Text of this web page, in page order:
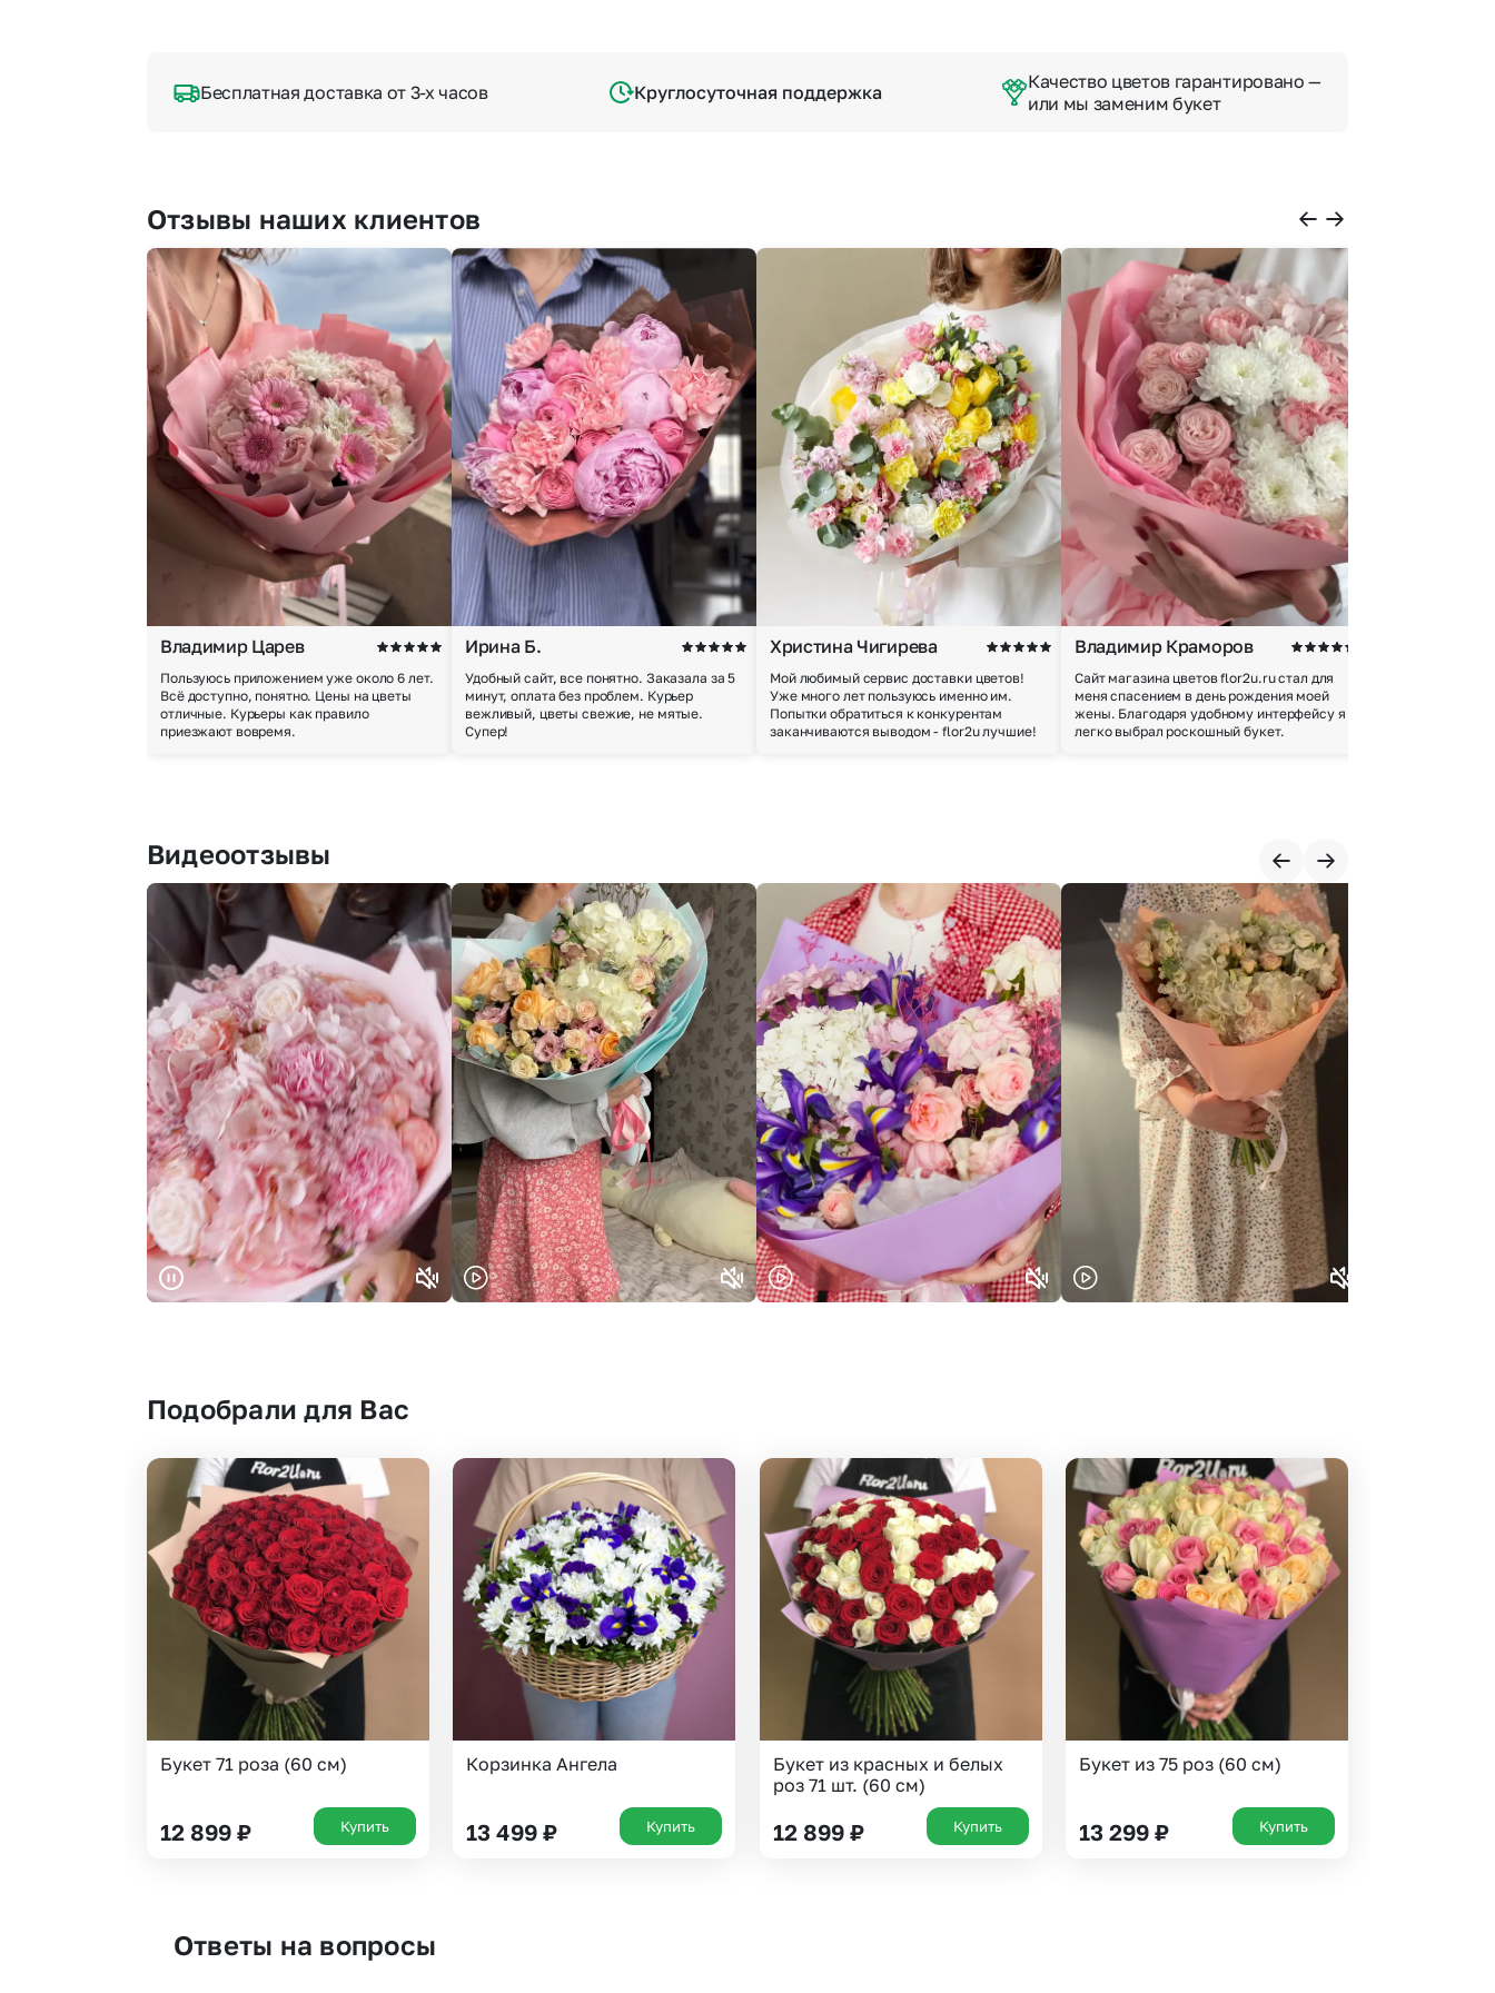
Нижний Новгород
Самара
Казань
Уфа
Челябинск
Екатеринбург
Новосибирск
Омск
Волгоград
Воронеж
Бесплатная доставка от 3-х часов
Качество цветов гарантировано —
или мы заменим букет
Круглосуточная поддержка
Отзывы наших клиентов
Владимир Царев
Пользуюсь приложением уже около 6 лет.
Всё доступно, понятно. Цены на цветы
отличные. Курьеры как правило
приезжают вовремя.
Ирина Б.
Удобный сайт, все понятно. Заказала за 5
минут, оплата без проблем. Курьер
вежливый, цветы свежие, не мятые.
Супер!
Христина Чигирева
Мой любимый сервис доставки цветов!
Уже много лет пользуюсь именно им.
Попытки обратиться к конкурентам
заканчиваются выводом - flor2u лучшие!
Владимир Краморов
Сайт магазина цветов flor2u.ru стал для
меня спасением в день рождения моей
жены. Благодаря удобному интерфейсу я
легко выбрал роскошный букет.
Видеоотзывы
Подобрали для Вас
Букет 71 роза (60 см)
12 899 ₽ Купить
Корзинка Ангела
13 499₽ Купить
Букет из красных и белых
роз 71 шт. (60 см)
12 899 ₽ Купить
Букет из 75 роз (60 см)
13 299 ₽ Купить
Ответы на вопросы